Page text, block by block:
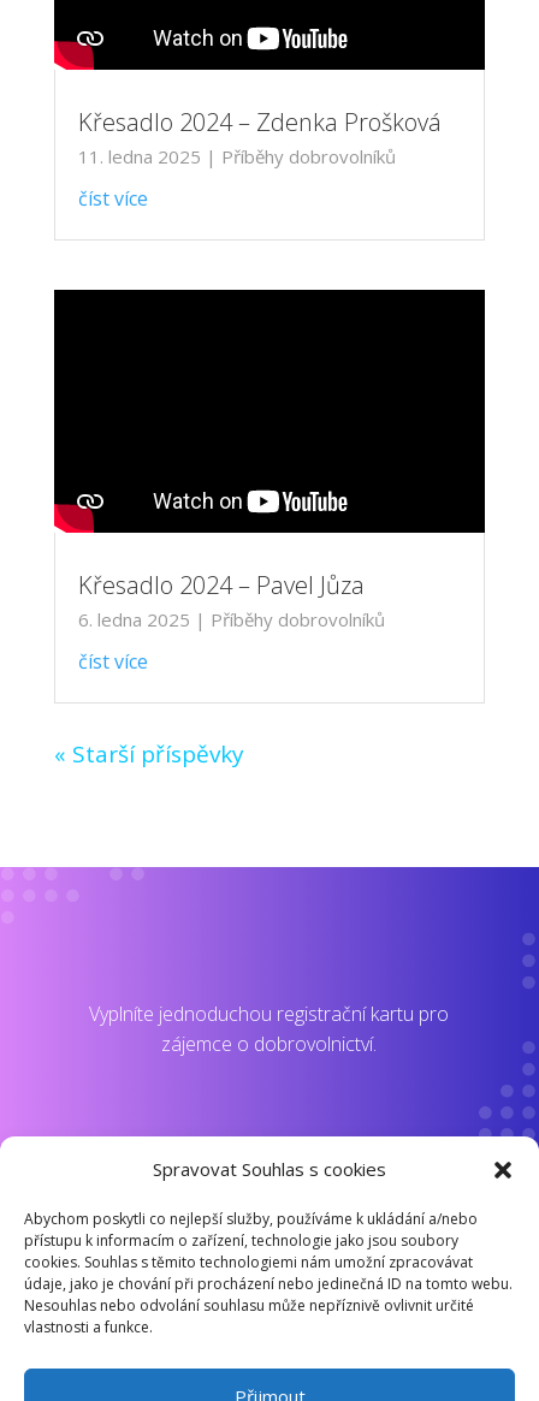
Spravovat Souhlas s cookies
Abychom poskytli co nejlepší služby, používáme k ukládání a/nebo
přístupu k informacím o zařízení, technologie jako jsou soubory
cookies. Souhlas s těmito technologiemi nám umožní zpracovávat
údaje, jako je chování při procházení nebo jedinečná ID na tomto webu.
Nesouhlas nebo odvolání souhlasu může nepříznivě ovlivnit určité
vlastnosti a funkce.
Přijmout
Křesadlo 2024 – Zdenka Prošková
11. ledna 2025 | Příběhy dobrovolníků
číst více
Křesadlo 2024 – Pavel Jůza
6. ledna 2025 | Příběhy dobrovolníků
číst více
« Starší příspěvky
Vyplníte jednoduchou registrační kartu pro
zájemce o dobrovolnictví.
STÁT SE
PROHLÁŠENÍ O NAKLÁDÁNÍ S OSOBNÍMI ÚDAJI